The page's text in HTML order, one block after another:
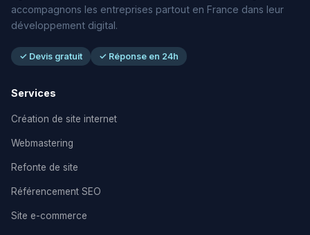
accompagnons les entreprises partout en France dans leur
développement digital.
✓ Devis gratuit ✓ Réponse en 24h
Services
Création de site internet
Webmastering
Refonte de site
Référencement SEO
Site e-commerce